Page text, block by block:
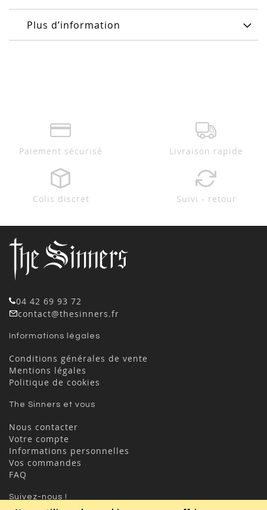
Plus d’information
Paiement sécurisé Livraison rapide
Colis discret Suivi - retour
04 42 69 93 72
contact@thesinners.fr
Informations légales
Conditions générales de vente
Mentions légales
Politique de cookies
The Sinners et vous
Nous contacter
Votre compte
Informations personnelles
Vos commandes
FAQ
Suivez-nous !